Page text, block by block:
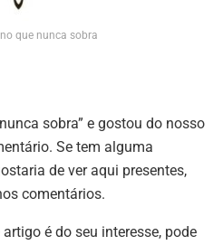
que nunca sobra
sobra” e gostou do nosso
Se tem alguma
de ver aqui presentes,
comentários.
é do seu interesse, pode